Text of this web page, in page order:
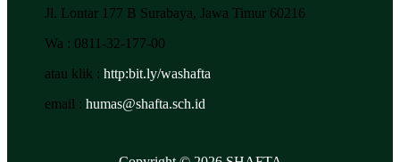
Jl. Lontar 177 B Surabaya, Jawa Timur 60216
Wa : 0811-32-177-00
atau klik : http:bit.ly/washafta
email : humas@shafta.sch.id